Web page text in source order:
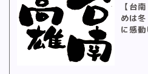
【台
めは
に感動